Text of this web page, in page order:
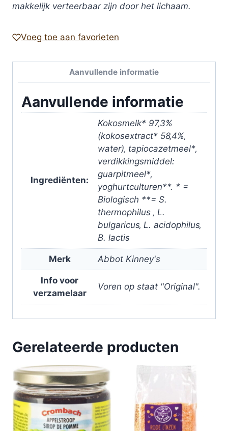
makkelijk verteerbaar zijn door het lichaam.
Voeg toe aan favorieten
Aanvullende informatie
Aanvullende informatie
Ingrediënten:
Kokosmelk* 97‚3%
(kokosextract* 58‚4%‚
water)‚ tapiocazetmeel*‚
verdikkingsmiddel:
guarpitmeel*‚
yoghurtculturen**. * =
Biologisch **= S.
thermophilus ‚ L.
bulgaricus‚ L. acidophilus‚
B. lactis
Merk Abbot Kinney's
Info voor
verzamelaar
Voren op staat "Original".
Gerelateerde producten